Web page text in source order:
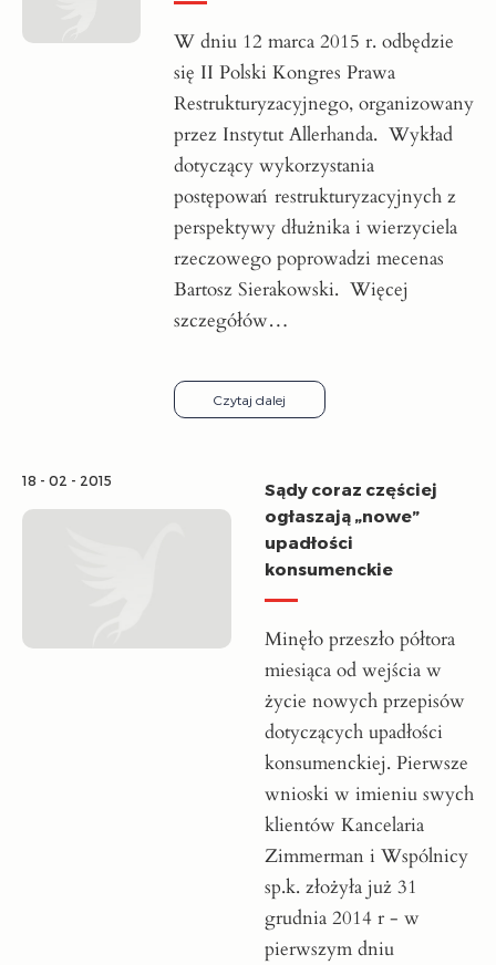
W dniu 12 marca 2015 r. odbędzie
się II Polski Kongres Prawa
Restrukturyzacyjnego, organizowany
przez Instytut Allerhanda. Wykład
dotyczący wykorzystania
postępowań restrukturyzacyjnych z
perspektywy dłużnika i wierzyciela
rzeczowego poprowadzi mecenas
Bartosz Sierakowski. Więcej
szczegółów…
Czytaj dalej
18 - 02 - 2015
Sądy coraz częściej
ogłaszają „nowe”
upadłości
konsumenckie
Minęło przeszło półtora
miesiąca od wejścia w
życie nowych przepisów
dotyczących upadłości
konsumenckiej. Pierwsze
wnioski w imieniu swych
klientów Kancelaria
Zimmerman i Wspólnicy
sp.k. złożyła już 31
grudnia 2014 r - w
pierwszym dniu